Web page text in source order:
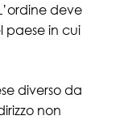
deve
paese in cui
diverso da
non